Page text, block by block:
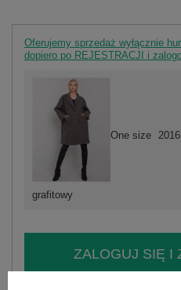
Oferujemy sprzedaż wyłącznie
dopiero po REJESTRACJI i
grafitowy
One size
ZALOGUJ SIĘ I